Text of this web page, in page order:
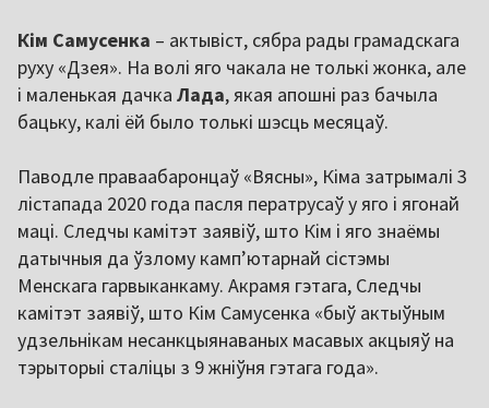
Кім Самусенка – актывіст, сябра рады грамадскага
руху «Дзея». На волі яго чакала не толькі жонка, але
і маленькая дачка Лада, якая апошні раз бачыла
бацьку, калі ёй было толькі шэсць месяцаў.
Паводле праваабаронцаў «Вясны», Кіма затрымалі 3
лістапада 2020 года пасля ператрусаў у яго і ягонай
маці. Следчы камітэт заявіў, што Кім і яго знаёмы
датычныя да ўзлому кампʼютарнай сістэмы
Менскага гарвыканкаму. Акрамя гэтага, Следчы
камітэт заявіў, што Кім Самусенка «быў актыўным
удзельнікам несанкцыянаваных масавых акцыяў на
тэрыторыі сталіцы з 9 жніўня гэтага года».